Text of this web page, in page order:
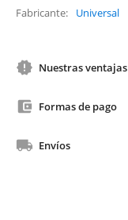
Fabricante Universal
Nuestras ventajas
Formas de pago
Envíos